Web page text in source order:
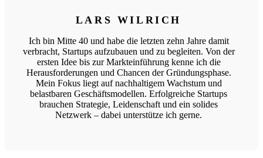
LARS WILRICH
Ich bin Mitte 40 und habe die letzten zehn Jahre damit
verbracht, Startups aufzubauen und zu begleiten. Von der
ersten Idee bis zur Markteinführung kenne ich die
Herausforderungen und Chancen der Gründungsphase.
Mein Fokus liegt auf nachhaltigem Wachstum und
belastbaren Geschäftsmodellen. Erfolgreiche Startups
brauchen Strategie, Leidenschaft und ein solides
Netzwerk – dabei unterstütze ich gerne.